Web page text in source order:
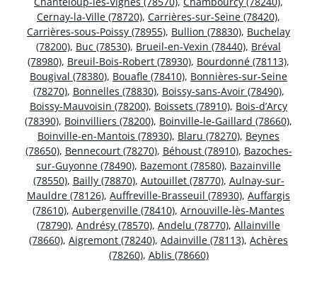
Cernay-la-Ville (78720), Carrières-sur-Seine (78420),
Carrières-sous-Poissy (78955), Bullion (78830), Buchelay
(78200), Buc (78530), Brueil-en-Vexin (78440), Bréval
(78980), Breuil-Bois-Robert (78930), Bourdonné (78113),
Bougival (78380), Bouafle (78410), Bonnières-sur-Seine
(78270), Bonnelles (78830), Boissy-sans-Avoir (78490),
Boissy-Mauvoisin (78200), Boissets (78910), Bois-d’Arcy
(78390), Boinvilliers (78200), Boinville-le-Gaillard (78660),
Boinville-en-Mantois (78930), Blaru (78270), Beynes
(78650), Bennecourt (78270), Béhoust (78910), Bazoches-
sur-Guyonne (78490), Bazemont (78580), Bazainville
(78550), Bailly (78870), Autouillet (78770), Aulnay-sur-
Mauldre (78126), Auffreville-Brasseuil (78930), Auffargis
(78610), Aubergenville (78410), Arnouville-lès-Mantes
(78790), Andrésy (78570), Andelu (78770), Allainville
(78660), Aigremont (78240), Adainville (78113), Achères
(78260), Ablis (78660)